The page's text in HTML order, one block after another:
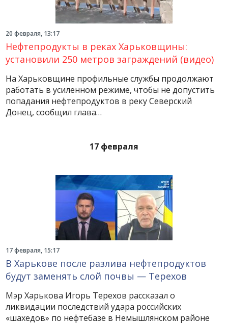
20 февраля, 13:17
Нефтепродукты в реках Харьковщины:
установили 250 метров заграждений (видео)
На Харьковщине профильные службы продолжают
работать в усиленном режиме, чтобы не допустить
попадания нефтепродуктов в реку Северский
Донец, сообщил глава…
17 февраля
17 февраля, 15:17
В Харькове после разлива нефтепродуктов
будут заменять слой почвы — Терехов
Мэр Харькова Игорь Терехов рассказал о
ликвидации последствий удара российских
«шахедов» по нефтебазе в Немышлянском районе